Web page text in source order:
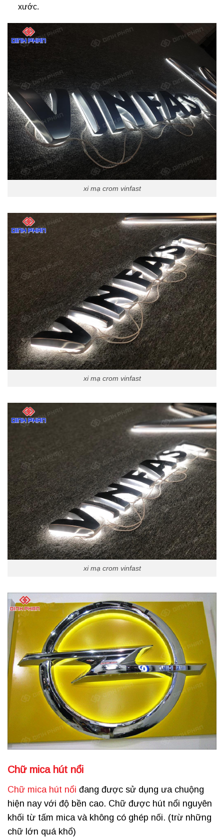
xước.
xi mạ crom vinfast
xi mạ crom vinfast
xi mạ crom vinfast
Chữ mica hút nổi
Chữ mica hút nổi đang được sử dụng ưa chuộng
hiện nay với độ bền cao. Chữ được hút nổi nguyên
khối từ tấm mica và không có ghép nối. (trừ những
chữ lớn quá khổ)